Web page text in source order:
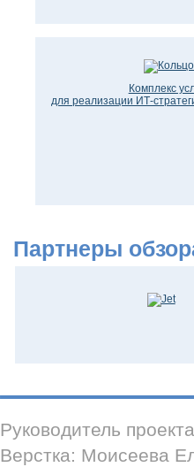
Комплекс
для реализации ИТ-
Партнеры
Руководитель
Верстка: Моисеева